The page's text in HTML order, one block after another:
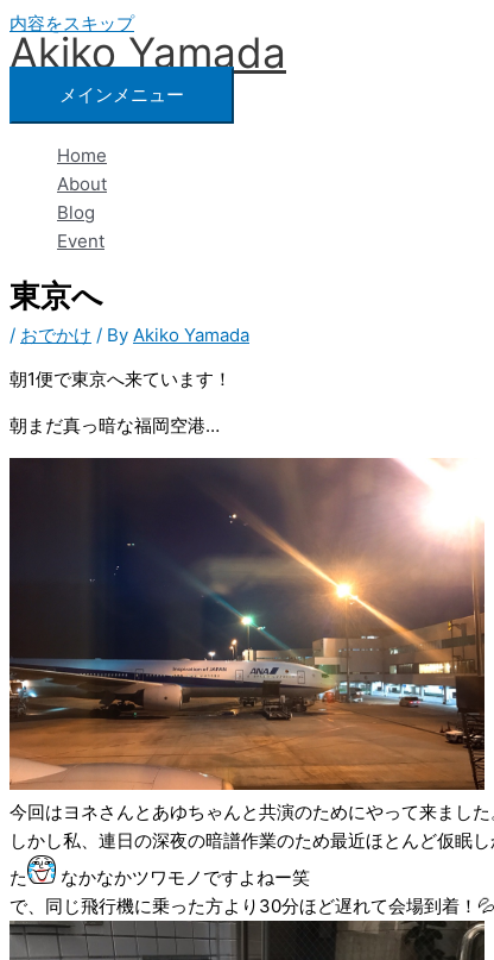
内容をスキップ
Akiko Yamada
メインメニュー
Home
About
Blog
Event
東京へ
/ おでかけ / By Akiko Yamada
朝1便で東京へ来ています！
朝まだ真っ暗な福岡空港…
今回はヨネさんとあゆちゃんと共演のためにやって来まし
しかし私、連日の深夜の暗譜作業のため最近ほとんど仮眠
た
なかなかツワモノですよねー笑
で、同じ飛行機に乗った方より30分ほど遅れて会場到着！💦